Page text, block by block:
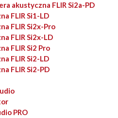
akustyczna FLIR Si2a-PD
FLIR Si1-LD
FLIR Si2x-Pro
FLIR Si2x-LD
FLIR Si2 Pro
FLIR Si2-LD
FLIR Si2-PD
PRO